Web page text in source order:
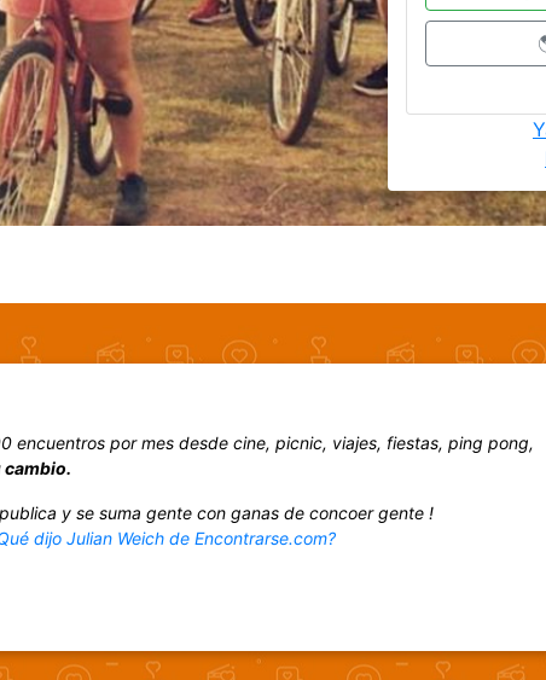
encuentros por mes desde cine, picnic, viajes, fiestas, ping pong,
cambio.
y se suma gente con ganas de concoer gente !
dijo Julian Weich de Encontrarse.com?